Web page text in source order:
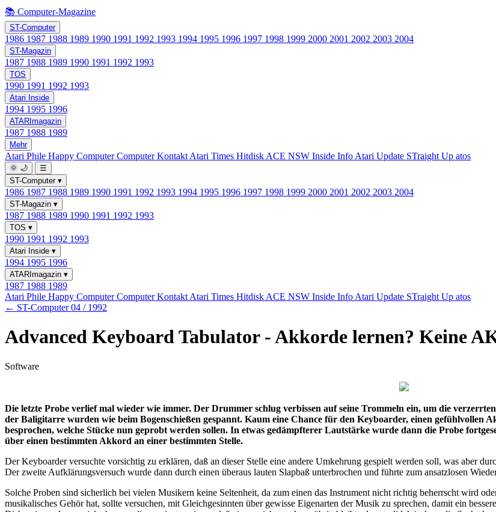
📚 Computer-Magazine
ST-Computer
1986 1987 1988 1989 1990 1991 1992 1993 1994 1995 1996 1997 1998 1999 2000 2001 2002 2003 2004
ST-Magazin
1987 1988 1989 1990 1991 1992 1993
TOS
1990 1991 1992 1993
Atari Inside
1994 1995 1996
ATARImagazin
1987 1988 1989
Mehr
Atari Phile Happy ComputerComputer Kontakt Atari Times Hitdisk ACE NSW Inside Info Atari Update STraight Up atos
🌞 🌙
☰
ST-Computer ▾
1986 1987 1988 1989 1990 1991 1992 1993 1994 1995 1996 1997 1998 1999 2000 2001 2002 2003 2004
ST-Magazin ▾
1987 1988 1989 1990 1991 1992 1993
TOS ▾
1990 1991 1992 1993
Atari Inside ▾
1994 1995 1996
ATARImagazin ▾
1987 1988 1989
Atari Phile Happy ComputerComputer Kontakt Atari Times Hitdisk ACE NSW Inside Info Atari Update STraight Up atos
← ST-Computer 04 / 1992
Advanced Keyboard Tabulator - Akkorde lernen? Keine
Software
Die letzte Probe verlief mal wieder wie immer. Der Drummer schlug verbissen auf seine Trommeln ein, um die
der Baligitarre wurden wie beim Bogenschießen gespannt. Kaum eine Chance für den Keyboarder, einen gefühlvollen
besprochen, welche Stücke nun geprobt werden sollen. In etwas gedämpfterer Lautstärke wurde dann die Probe
über einen bestimmten Akkord an einer bestimmten Stelle.
Der Keyboarder versuchte vorsichtig zu erklären, daß an dieser Stelle eine andere Umkehrung gespielt werden soll, was aber
Der zweite Aufklärungsversuch wurde dann durch einen überaus lauten Slapbaß unterbrochen und führte zum ansatzlosen
Solche Proben sind sicherlich bei vielen Musikern keine Seltenheit, da zum einen das Instrument nicht richtig beherrscht wird
musikalisches Gehör hat, sollte versuchen, mit Gleichgesinnten über gewisse Eigenarten der Musik zu sprechen, damit ein